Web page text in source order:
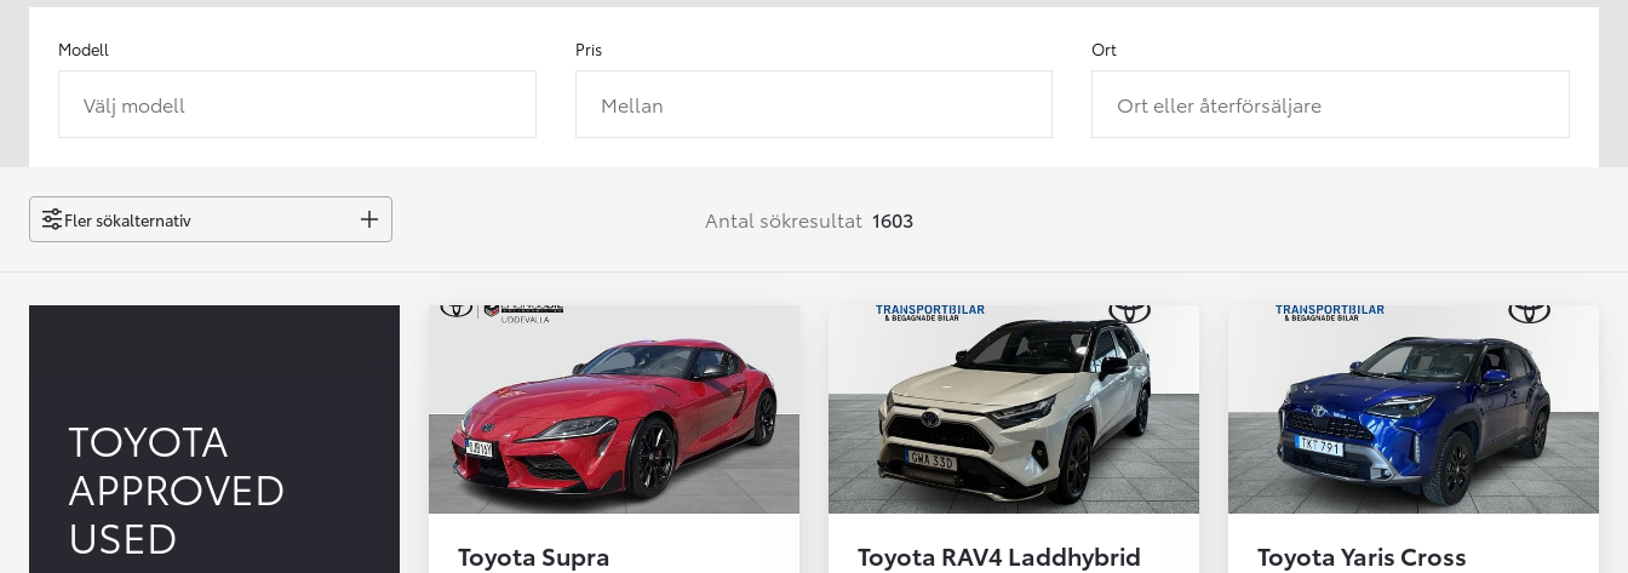
Från 238 900 kr
Easy Billån
GR Yaris
BENSIN
Corolla
HYBRID
Modell
Välj modell
Pris
Mellan
Ort
Ort eller återförsäljare
Fler sökalternativ Antal sökresultat 1603
TOYOTA
APPROVED
USED
Toyota Supra Toyota RAV4 Laddhybrid Toyota Yaris Cross